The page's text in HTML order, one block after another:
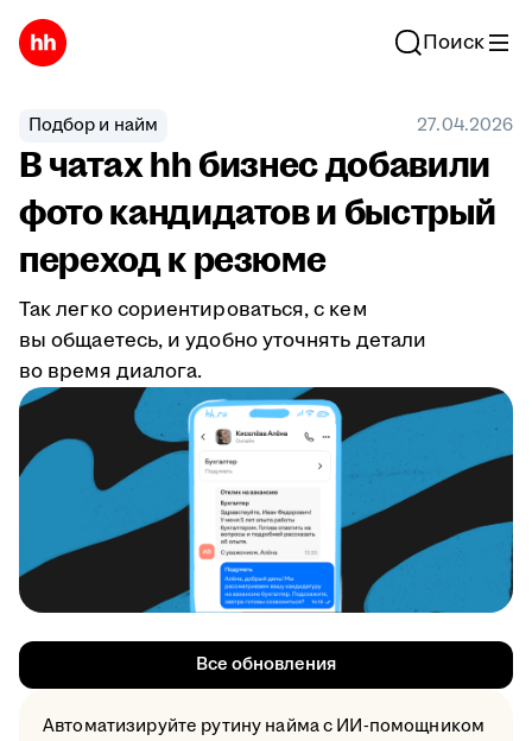
Поиск
Подбор и найм 27.04.2026
В чатах hh бизнес добавили
фото кандидатов и быстрый
переход к резюме
Так легко сориентироваться, с кем
вы общаетесь, и удобно уточнять детали
во время диалога.
Все обновления
Автоматизируйте рутину найма с ИИ-помощником